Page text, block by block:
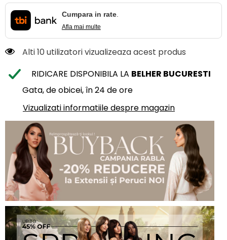
Cumpara in rate.
Afla mai multe
Alti 10 utilizatori vizualizeaza acest produs
RIDICARE DISPONIBILA LA BELHER BUCURESTI
Gata, de obicei, în 24 de ore
Vizualizati informatiile despre magazin